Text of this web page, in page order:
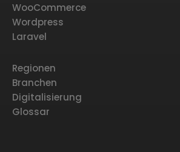
WooCommerce
Wordpress
Laravel
Regionen
Branchen
Digitalisierung
Glossar